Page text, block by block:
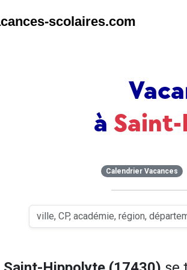
scolaires.com
à
Calendrier Vacances